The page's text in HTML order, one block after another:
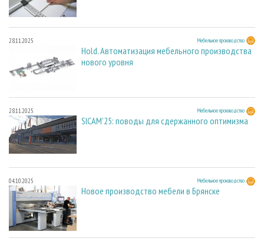
28.11.2025 Мебельное производство
Hold. Автоматизация мебельного производства
нового уровня
28.11.2025 Мебельное производство
SICAM'25: поводы для сдержанного оптимизма
04.10.2025 Мебельное производство
Новое производство мебели в Брянске